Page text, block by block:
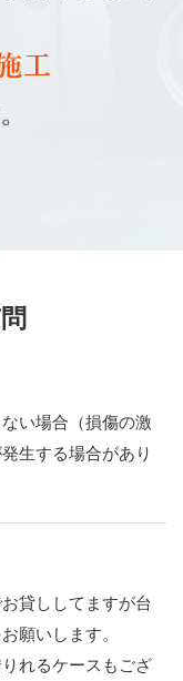
い場合（損傷の激
生する場合があり
貸ししてますが台
願いします。
れるケースもござ